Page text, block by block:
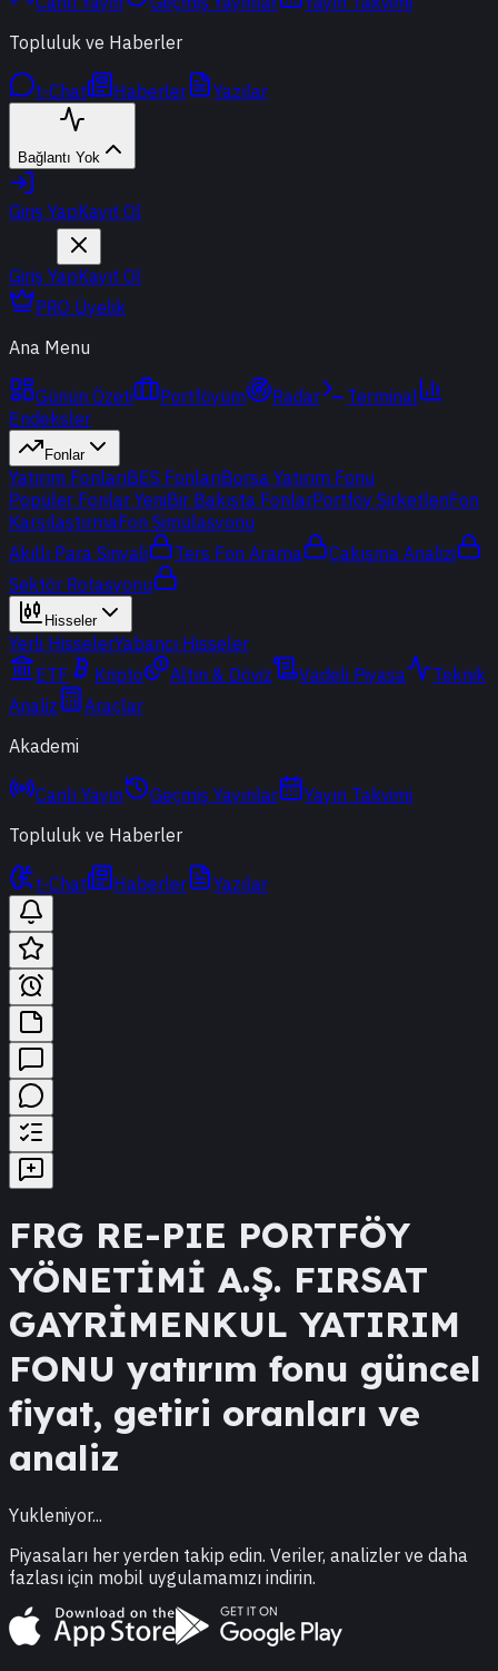
Topluluk ve Haberler
t-Chat Haberler Yazılar
Bağlantı Yok
Giriş YapKayıt Ol
Giriş YapKayıt Ol
PRO Üyelik
Ana Menu
Günün Özeti Portföyüm Radar
Terminal
Endeksler
Fonlar
Yatırım FonlarıBES FonlarıBorsa Yatırım Fonu
Popüler Fonlar YeniBir Bakışta FonlarPortföy ŞirketleriFon
KarşılaştırmaFon Simülasyonu
Akıllı Para Sinyali
Ters Fon Arama
Çakışma Analizi
Sektör Rotasyonu
Hisseler
Yerli HisselerYabancı Hisseler
ETF
Kripto Altın & Döviz Vadeli Piyasa
Teknik
Analiz
Araçlar
Akademi
Canlı Yayın Geçmiş Yayınlar
Yayın Takvimi
Topluluk ve Haberler
t-Chat Haberler Yazılar
FRG RE-PIE PORTFÖY
YÖNETİMİ A.Ş. FIRSAT
GAYRİMENKUL YATIRIM
FONU yatırım fonu güncel
fiyat, getiri oranları ve
analiz
Yukleniyor...
Piyasaları her yerden takip edin. Veriler, analizler ve daha
fazlası için mobil uygulamamızı indirin.